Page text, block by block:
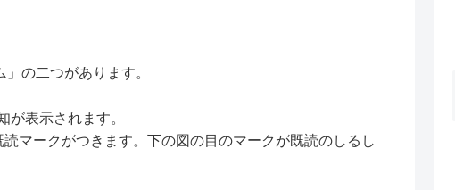
の二つがあります。
が表示されます。
マークがつきます。下の図の目のマークが既読のしるし